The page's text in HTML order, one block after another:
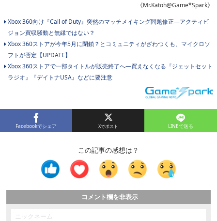
《Mr.Katoh@Game*Spark》
Xbox 360向け『Call of Duty』突然のマッチメイキング問題修正―アクティビ
ジョン買収騒動と無縁ではない？
Xbox 360ストアが今年5月に閉鎖？とコミュニティがざわつくも、マイクロソ
フトが否定【UPDATE】
Xbox 360ストアで一部タイトルが販売終了へ―買えなくなる『ジェットセット
ラジオ』『デイトナUSA』などに要注意
Facebookでシェア LINEで送る
この記事の感想は？
コメント欄を非表示